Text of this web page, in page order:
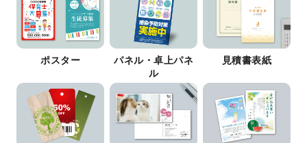
ポスター
パネル・卓上パネ
ル
見積書表紙